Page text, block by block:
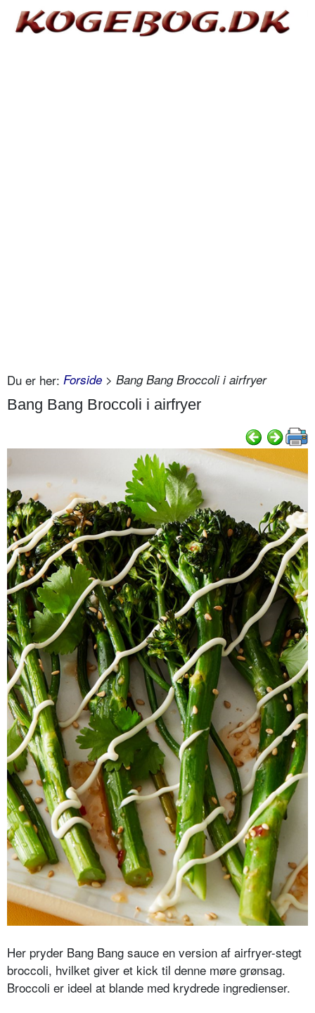
Du er her: Forside > Bang Bang Broccoli i airfryer
Bang Bang Broccoli i airfryer
Her pryder Bang Bang sauce en version af airfryer-stegt
broccoli, hvilket giver et kick til denne møre grønsag.
Broccoli er ideel at blande med krydrede ingredienser.